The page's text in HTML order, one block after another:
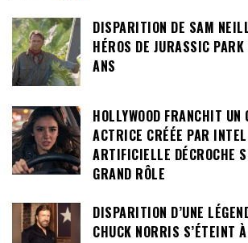
DISPARITION DE SAM
HÉROS DE JURASSIC
ANS
HOLLYWOOD FRANCHIT UN
ACTRICE CRÉÉE PAR
ARTIFICIELLE DÉCROCHE
GRAND RÔLE
DISPARITION D’UNE
CHUCK NORRIS S’ÉTEINT